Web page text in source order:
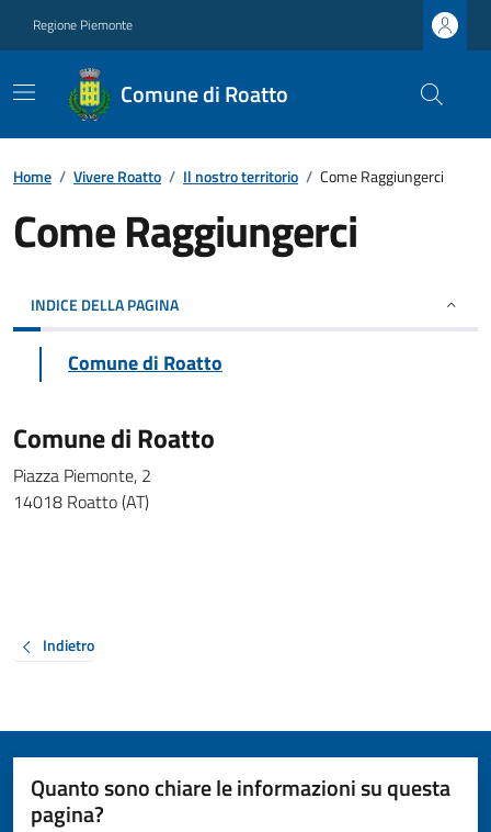
Regione Piemonte
Comune di Roatto
Home / Vivere Roatto / Il nostro territorio / Come Raggiungerci
Come Raggiungerci
INDICE DELLA PAGINA
Comune di Roatto
Comune di Roatto
Piazza Piemonte, 2
14018 Roatto (AT)
Indietro
Quanto sono chiare le informazioni su questa
pagina?